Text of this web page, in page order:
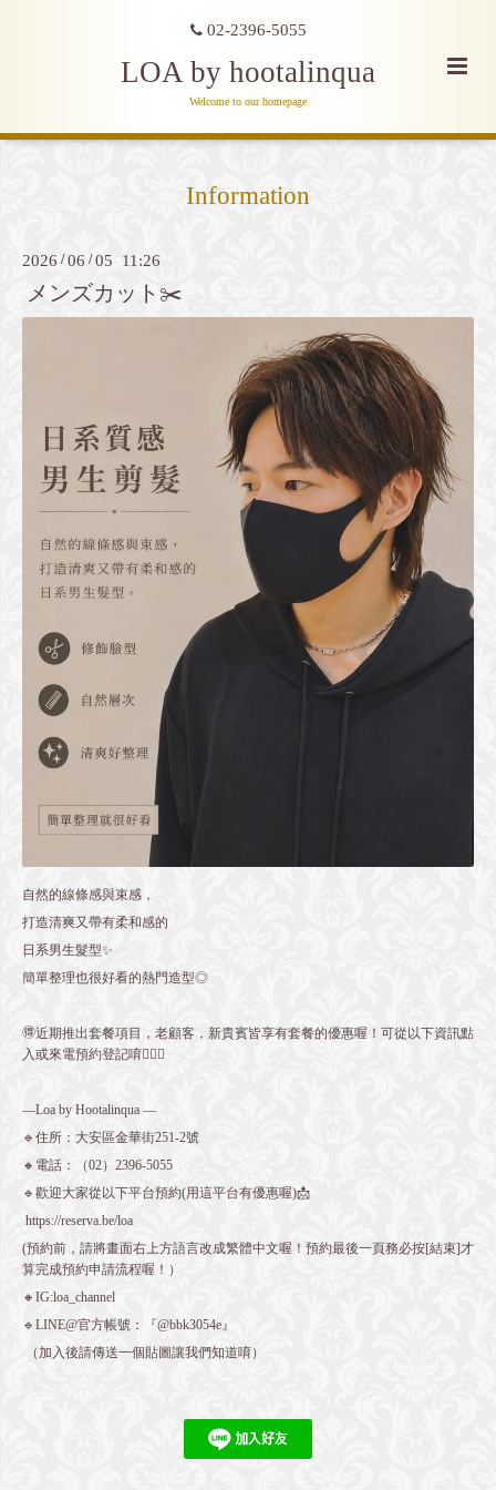
02-2396-5055
LOA by hootalinqua
Welcome to our homepage
Information
2026 /06 /05 11:26
メンズカット✂️
自然的線條感與束感，
打造清爽又帶有柔和感的
日系男生髮型✨
簡單整理也很好看的熱門造型◎
🉐近期推出套餐項目，老顧客，新貴賓皆享有套餐的優惠喔！可從以下資訊點
入或來電預約登記唷💁🏻‍♀️
—Loa by Hootalinqua —
🔹住所：大安區金華街251-2號
🔸電話：（02）2396-5055
🔹歡迎大家從以下平台預約(用這平台有優惠喔)📩
https://reserva.be/loa
(預約前，請將畫面右上方語言改成繁體中文喔！預約最後一頁務必按[結束]才
算完成預約申請流程喔！）
🔸IG:loa_channel
🔹LINE@官方帳號：『@bbk3054e』
（加入後請傳送一個貼圖讓我們知道唷）